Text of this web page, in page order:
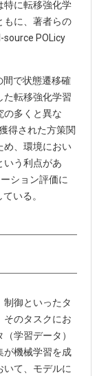
特に転移強化学
もに、著者らの
source POLicy
間で状態遷移確
た転移強化学習
の多くと異な
得された方策関
め、環境におい
いう利点があ
ション評価に
いる。
御といったタ
そのタスクにお
学習データ）
が機械学習を成
て、モデルに